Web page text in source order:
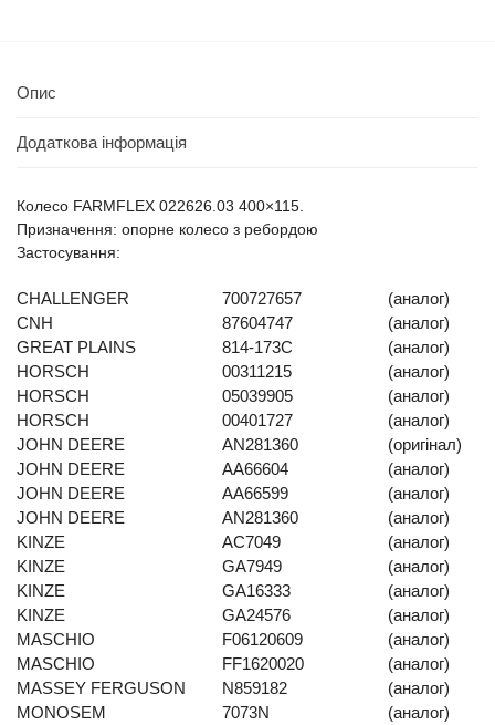
Опис
Додаткова інформація
Колесо FARMFLEX 022626.03 400×115.
Призначення: опорне колесо з ребордою
Застосування:
CHALLENGER 700727657
(аналог)
CNH
87604747
(аналог)
GREAT PLAINS
814-173C
(аналог)
HORSCH
00311215
(аналог)
HORSCH
05039905
(аналог)
HORSCH
00401727
(аналог)
JOHN DEERE
AN281360
(оригінал)
JOHN DEERE
AA66604
(аналог)
JOHN DEERE
AA66599
(аналог)
JOHN DEERE
AN281360
(аналог)
KINZE
AC7049
(аналог)
KINZE
GA7949
(аналог)
KINZE
GA16333
(аналог)
KINZE
GA24576
(аналог)
MASCHIO
F06120609
(аналог)
MASCHIO
FF1620020
(аналог)
MASSEY FERGUSON
N859182
(аналог)
MONOSEM
7073N
(аналог)